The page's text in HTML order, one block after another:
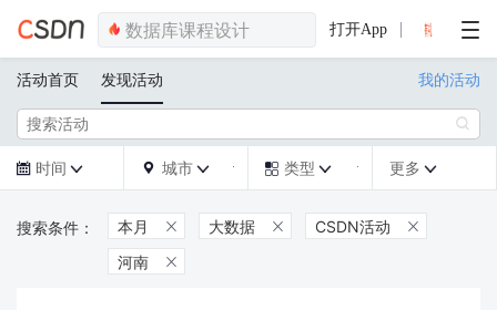
打开App
活动首页 发现活动 我的活动

 时间   城市   类型  更多 
本月  大数据  CSDN活动 
河南 